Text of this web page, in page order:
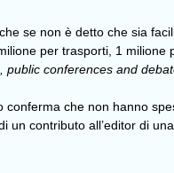
se non è detto che sia
per trasporti, 1
conferences and
che non hanno
un contributo all’editor di